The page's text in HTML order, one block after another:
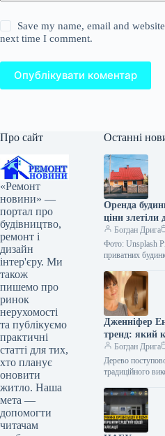
Save my name, email and
next time I comment.
Опублікувати коментар
Про сайт
«Ремонт
новини» —
портал про
будівництво,
ремонт і
дизайн
інтер'єру. Ми
також
пишемо про
ринок
нерухомості
та публікуємо
практичні
статті для тих,
хто планує
оновити
житло. Наша
мета —
допомогти
читачам
Останні
Оренда
ціни злетіли
Богдан Дрига
Фото: Unsplash
приватних
областях
Дженніфер
тренд: який
кімнатах
Богдан Дрига
Дерево
традиційного
частіше стаючи
оформлення